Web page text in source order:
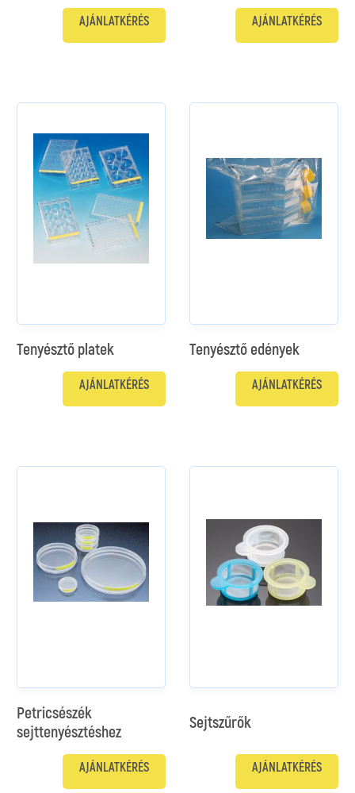
AJÁNLATKÉRÉS AJÁNLATKÉRÉS
Tenyésztő platek
AJÁNLATKÉRÉS
Tenyésztő edények
AJÁNLATKÉRÉS
Petricsészék
sejttenyésztéshez
AJÁNLATKÉRÉS
Sejtszűrők
AJÁNLATKÉRÉS